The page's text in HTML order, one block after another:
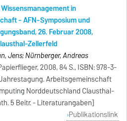
in
- AFN-Symposium und
26. Februar 2008,
Zellerfeld
Jens; Nürnberger, Andreas
2008, 84 S., ISBN: 978-3-
Arbeitsgemeinschaft
Norddeutschland Clausthal-
5 Beitr. - Literaturangaben]
Publikationslink